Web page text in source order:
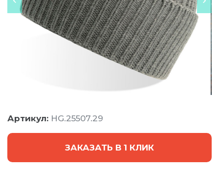
Артикул: HG.25507.29
ЗАКАЗАТЬ В 1 КЛИК